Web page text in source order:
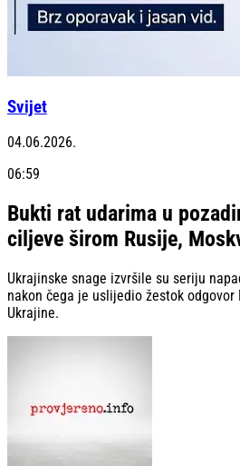
Svijet
04.06.2026.
06:59
Bukti rat udarima u
ciljeve širom Rusije,
Ukrajinske snage izvršile su seriju
nakon čega je uslijedio žestok
Ukrajine.